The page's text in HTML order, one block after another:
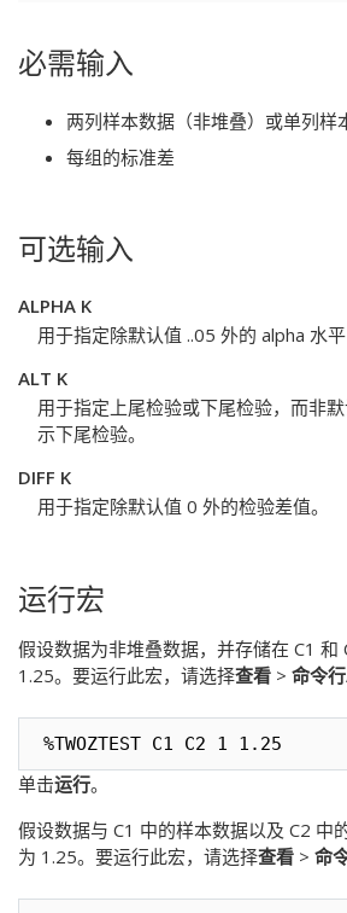
必需输入
两列样本数据（非堆叠）或单列样
每组的标准差
可选输入
ALPHA K
用于指定除默认值 ..05 外的 alpha 水平
ALT K
用于指定上尾检验或下尾检验，而非
示下尾检验。
DIFF K
用于指定除默认值 0 外的检验差值。
运行宏
假设数据为非堆叠数据，并存储在 C1
1.25。要运行此宏，请选择查看 > 命令
%TWOZTEST C1 C2 1 1.25
单击运行。
假设数据与 C1 中的样本数据以及 C2
为 1.25。要运行此宏，请选择查看 > 命